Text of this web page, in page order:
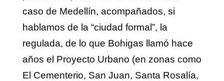
caso de Medellín, acompañados, si
hablamos de la “ciudad formal”, la
regulada, de lo que Bohigas llamó hace
años el Proyecto Urbano (en zonas como
El Cementerio, San Juan, Santa Rosalía,